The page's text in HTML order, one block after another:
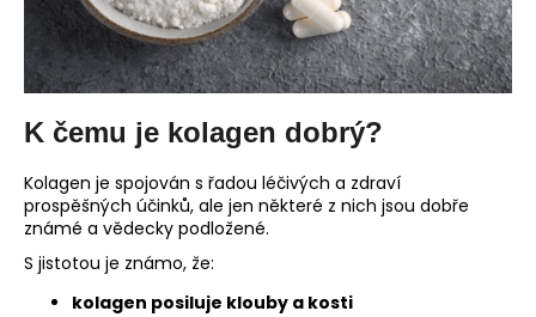
K čemu je kolagen dobrý?
Kolagen je spojován s řadou léčivých a zdraví
prospěšných účinků, ale jen některé z nich jsou dobře
známé a vědecky podložené.
S jistotou je známo, že:
kolagen posiluje klouby a kosti